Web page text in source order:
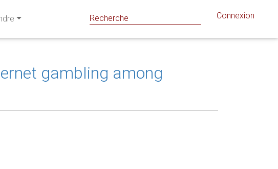
Connexion
gambling among